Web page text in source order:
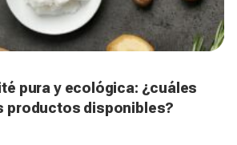
pura y ecológica: ¿cuáles
productos disponibles?